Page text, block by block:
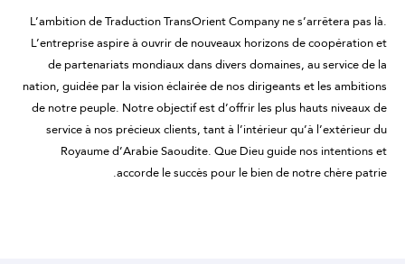
L’ambition de Traduction TransOrient Company ne s’arrêtera pas là.
L’entreprise aspire à ouvrir de nouveaux horizons de coopération et
de partenariats mondiaux dans divers domaines, au service de la
nation, guidée par la vision éclairée de nos dirigeants et les ambitions
de notre peuple. Notre objectif est d’offrir les plus hauts niveaux de
service à nos précieux clients, tant à l’intérieur qu’à l’extérieur du
Royaume d’Arabie Saoudite. Que Dieu guide nos intentions et
accorde le succès pour le bien de notre chère patrie.